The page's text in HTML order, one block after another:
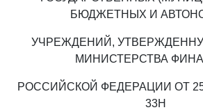
БЮДЖЕТНЫХ И
УЧРЕЖДЕНИЙ,
МИНИСТЕРСТВА
РОССИЙСКОЙ ФЕДЕРАЦИИ ОТ 25
33Н